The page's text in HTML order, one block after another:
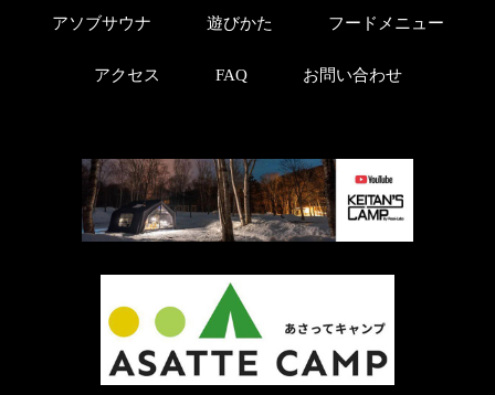
アソブサウナ 遊びかた フードメニュー
アクセス FAQ お問い合わせ